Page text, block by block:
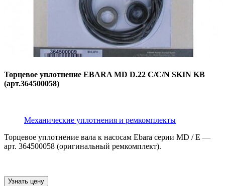
Торцевое уплотнение EBARA MD D.22 C/C/N SKIN KB
(арт.364500058)
Механические уплотнения и ремкомплекты
Торцевое уплотнение вала к насосам Ebara серии MD / E —
арт. 364500058 (оригинальный ремкомплект).
Узнать цену